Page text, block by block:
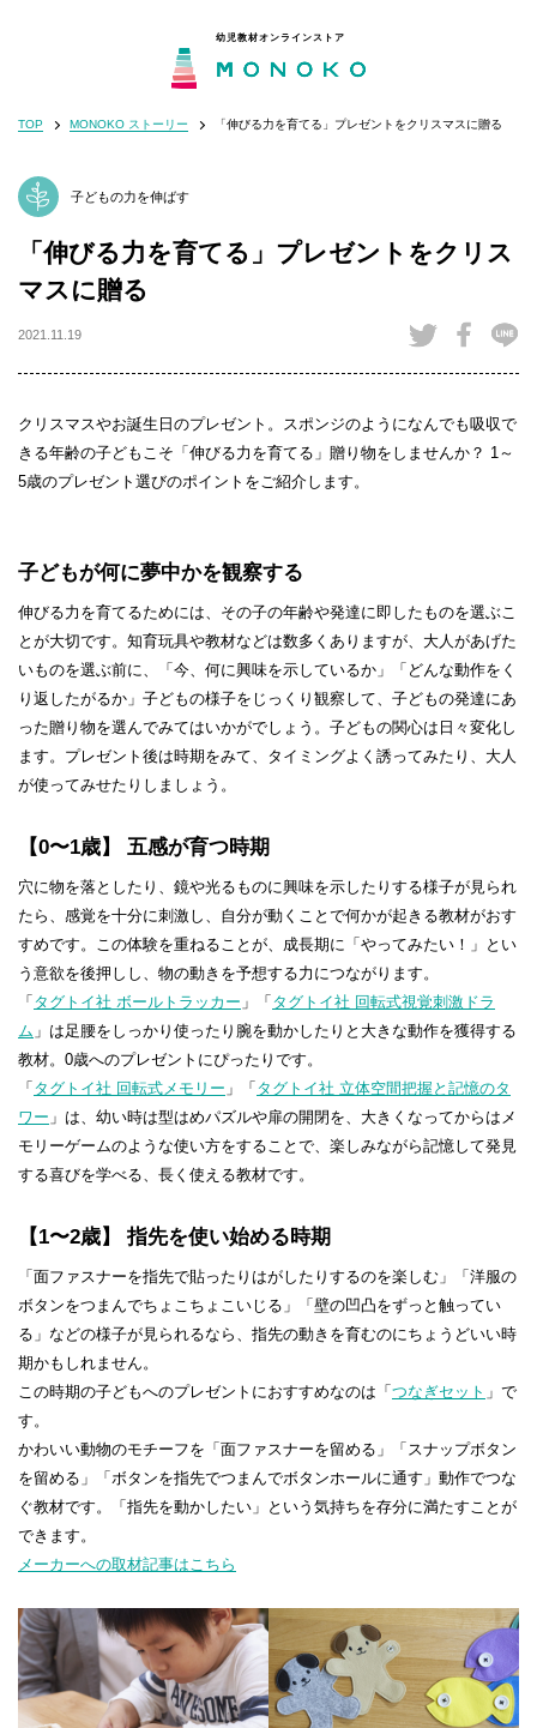
幼児教材オンラインストア
TOP MONOKO ストーリー 「伸びる力を育てる」プレゼントをクリスマスに贈る
子どもの力を伸ばす
「伸びる力を育てる」プレゼントをクリス
マスに贈る
2021.11.19
クリスマスやお誕生日のプレゼント。スポンジのようになんでも吸収で
きる年齢の子どもこそ「伸びる力を育てる」贈り物をしませんか？ 1～
5歳のプレゼント選びのポイントをご紹介します。
子どもが何に夢中かを観察する
伸びる力を育てるためには、その子の年齢や発達に即したものを選ぶこ
とが大切です。知育玩具や教材などは数多くありますが、大人があげた
いものを選ぶ前に、「今、何に興味を示しているか」「どんな動作をく
り返したがるか」子どもの様子をじっくり観察して、子どもの発達にあ
った贈り物を選んでみてはいかがでしょう。子どもの関心は日々変化し
ます。プレゼント後は時期をみて、タイミングよく誘ってみたり、大人
が使ってみせたりしましょう。
【0〜1歳】 五感が育つ時期
穴に物を落としたり、鏡や光るものに興味を示したりする様子が見られ
たら、感覚を十分に刺激し、自分が動くことで何かが起きる教材がおす
すめです。この体験を重ねることが、成長期に「やってみたい！」とい
う意欲を後押しし、物の動きを予想する力につながります。
「 タグトイ社 ボールトラッカー 」「 タグトイ社 回転式視覚刺激ドラ
ム 」は足腰をしっかり使ったり腕を動かしたりと大きな動作を獲得する
教材。0歳へのプレゼントにぴったりです。
「 タグトイ社 回転式メモリー 」「 タグトイ社 立体空間把握と記憶のタ
ワー 」は、幼い時は型はめパズルや扉の開閉を、大きくなってからはメ
モリーゲームのような使い方をすることで、楽しみながら記憶して発見
する喜びを学べる、長く使える教材です。
【1〜2歳】 指先を使い始める時期
「面ファスナーを指先で貼ったりはがしたりするのを楽しむ」「洋服の
ボタンをつまんでちょこちょこいじる」「壁の凹凸をずっと触ってい
る」などの様子が見られるなら、指先の動きを育むのにちょうどいい時
期かもしれません。
この時期の子どもへのプレゼントにおすすめなのは「 つなぎセット 」で
す。
かわいい動物のモチーフを「面ファスナーを留める」「スナップボタン
を留める」「ボタンを指先でつまんでボタンホールに通す」動作でつな
ぐ教材です。「指先を動かしたい」という気持ちを存分に満たすことが
できます。
メーカーへの取材記事はこちら
MONOKOとは
目的から選ぶ
年齢から選ぶ
モンテッソーリの分野から選ぶ
法人のお客さま
お買い物ガイド 会社概要
特定商取引法に基づく表示 個人情報保護方針
個人情報の取扱いについて お問い合わせ
閉じる